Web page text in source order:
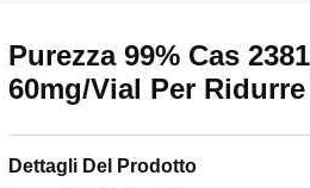
Purezza 99% Cas
60mg/Vial Per
Dettagli Del Prodotto